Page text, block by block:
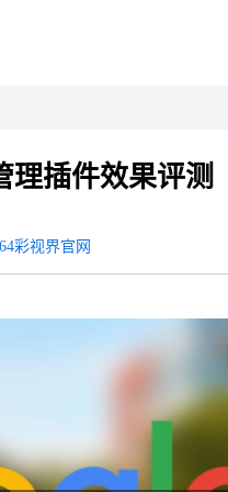
理插件效果评测
64彩视界官网